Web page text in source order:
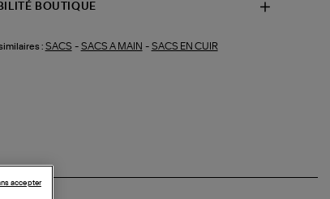
BOUTIQUE
: SACS - SACS A MAIN - SACS EN CUIR
accepter